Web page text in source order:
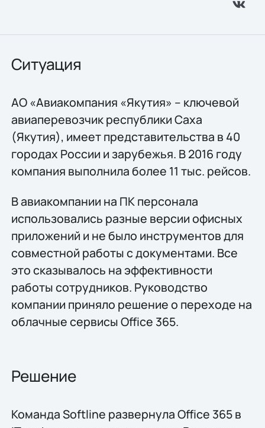
Ситуация
АО «Авиакомпания «Якутия» – ключевой
авиаперевозчик республики Саха
(Якутия), имеет представительства в 40
городах России и зарубежья. В 2016 году
компания выполнила более 11 тыс. рейсов.
В авиакомпании на ПК персонала
использовались разные версии офисных
приложений и не было инструментов для
совместной работы с документами. Все
это сказывалось на эффективности
работы сотрудников. Руководство
компании приняло решение о переходе на
облачные сервисы Office 365.
Решение
Команда Softline развернула Office 365 в